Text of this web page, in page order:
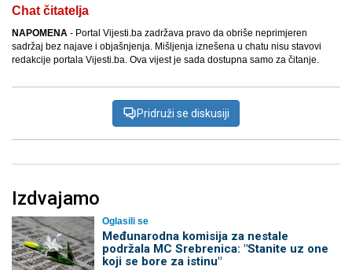
Chat čitatelja
NAPOMENA - Portal Vijesti.ba zadržava pravo da obriše neprimjeren
sadržaj bez najave i objašnjenja. Mišljenja iznešena u chatu nisu stavovi
redakcije portala Vijesti.ba. Ova vijest je sada dostupna samo za čitanje.
Pridruži se diskusiji
Izdvajamo
Oglasili se
Međunarodna komisija za nestale
podržala MC Srebrenica: "Stanite uz one
koji se bore za istinu"